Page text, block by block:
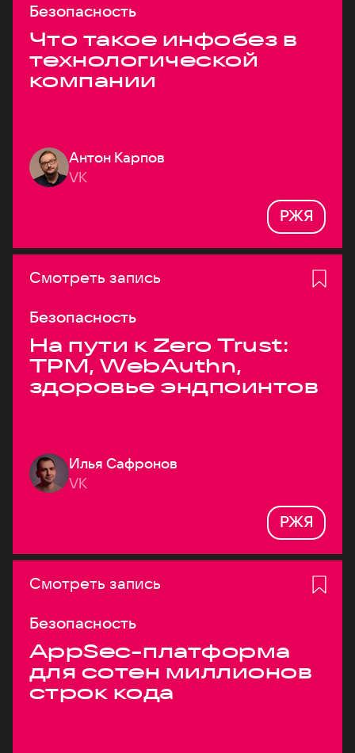
Безопасность
Что такое инфобез в
технологической
компании
Антон Карпов
VK
РЖЯ
Смотреть запись
Безопасность
На пути к Zero Trust:
TPM, WebAuthn,
здоровье эндпоинтов
Илья Сафронов
VK
РЖЯ
Смотреть запись
Безопасность
AppSec-платформа
для сотен миллионов
строк кода